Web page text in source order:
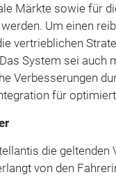
Märkte sowie für
Um einen
vertrieblichen
System sei auch
Verbesserungen
für
die geltenden
von den